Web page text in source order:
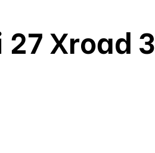
27 Xroad 3